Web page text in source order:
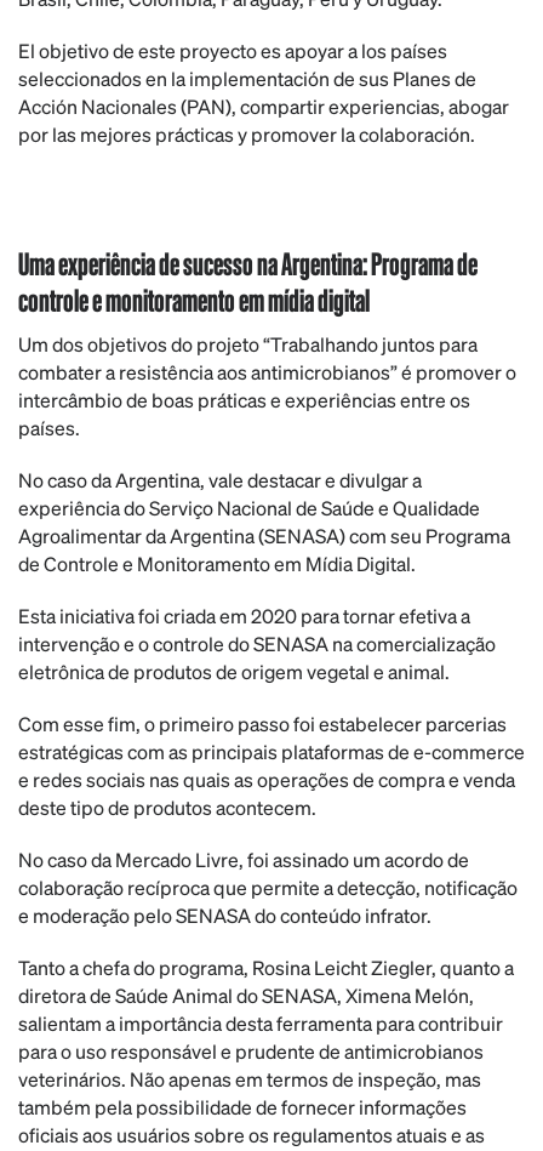
El objetivo de este proyecto es apoyar a los países
seleccionados en la implementación de sus Planes de
Acción Nacionales (PAN), compartir experiencias, abogar
por las mejores prácticas y promover la colaboración.
Uma experiência de sucesso na Argentina: Programa de
controle e monitoramento em mídia digital
Um dos objetivos do projeto “Trabalhando juntos para
combater a resistência aos antimicrobianos” é promover o
intercâmbio de boas práticas e experiências entre os
países.
No caso da Argentina, vale destacar e divulgar a
experiência do Serviço Nacional de Saúde e Qualidade
Agroalimentar da Argentina (SENASA) com seu Programa
de Controle e Monitoramento em Mídia Digital.
Esta iniciativa foi criada em 2020 para tornar efetiva a
intervenção e o controle do SENASA na comercialização
eletrônica de produtos de origem vegetal e animal.
Com esse fim, o primeiro passo foi estabelecer parcerias
estratégicas com as principais plataformas de e-commerce
e redes sociais nas quais as operações de compra e venda
deste tipo de produtos acontecem.
No caso da Mercado Livre, foi assinado um acordo de
colaboração recíproca que permite a detecção, notificação
e moderação pelo SENASA do conteúdo infrator.
Tanto a chefa do programa, Rosina Leicht Ziegler, quanto a
diretora de Saúde Animal do SENASA, Ximena Melón,
salientam a importância desta ferramenta para contribuir
para o uso responsável e prudente de antimicrobianos
veterinários. Não apenas em termos de inspeção, mas
também pela possibilidade de fornecer informações
oficiais aos usuários sobre os regulamentos atuais e as